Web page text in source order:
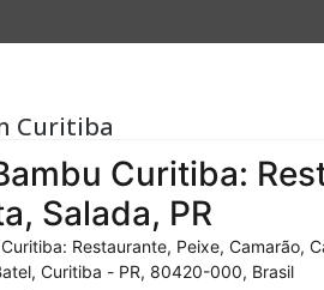
Curitiba
Curitiba:
Salada, PR
Restaurante, Peixe, Camarão,
Curitiba - PR, 80420-000, Brasil